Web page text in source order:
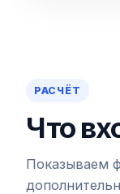
РАСЧЁТ
Что
Показываем